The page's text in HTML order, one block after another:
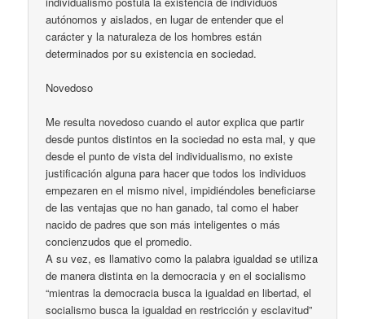
autónomos y aislados, en lugar de entender que el
carácter y la naturaleza de los hombres están
determinados por su existencia en sociedad.
Novedoso
Me resulta novedoso cuando el autor explica que partir
desde puntos distintos en la sociedad no esta mal, y que
desde el punto de vista del individualismo, no existe
justificación alguna para hacer que todos los individuos
empezaren en el mismo nivel, impidiéndoles beneficiarse
de las ventajas que no han ganado, tal como el haber
nacido de padres que son más inteligentes o más
concienzudos que el promedio.
A su vez, es llamativo como la palabra igualdad se utiliza
de manera distinta en la democracia y en el socialismo
“mientras la democracia busca la igualdad en libertad, el
socialismo busca la igualdad en restricción y esclavitud”